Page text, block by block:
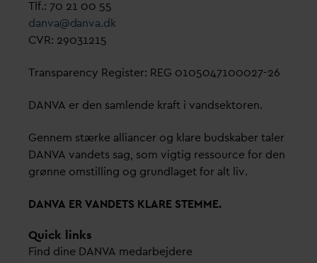
Tlf.: 70 21 00 55
danva@danva.dk
CVR: 29031215
Transparency Register: REG 0105047100027-26
DANVA er den samlende kraft i vandsektoren.
Gennem stærke alliancer og klare budskaber taler
DANVA vandets sag, som vigtig ressource for den
grønne omstilling og grundlaget for alt liv.
DANVA ERVANDETS KLARE STEMME.
Quick links
Find dine DANVA medarbejdere